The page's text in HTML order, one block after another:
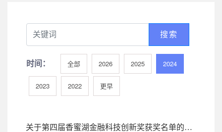
搜索
时间： 全部 2026 2025 2024
2023 2022 更早
关于第四届香蜜湖金融科技创新奖获奖名单的公示